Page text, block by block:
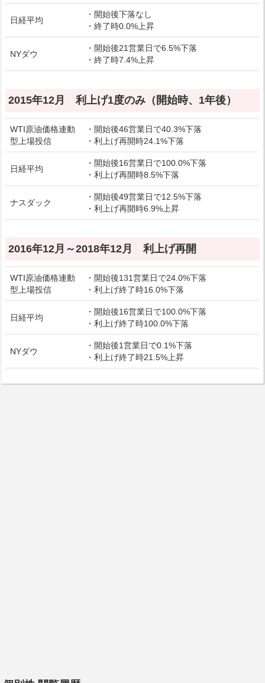
日経平均
・開始後下落なし
・終了時0.0%上昇
NYダウ
・開始後21営業日で6.5%下落
・終了時7.4%上昇
2015年12月 利上げ1度のみ（開始時、1年後）
WTI原油価格連動
型上場投信
・開始後46営業日で40.3%下落
・利上げ再開時24.1%下落
日経平均
・開始後16営業日で100.0%下落
・利上げ再開時8.5%下落
ナスダック
・開始後49営業日で12.5%下落
・利上げ再開時6.9%上昇
2016年12月～2018年12月 利上げ再開
WTI原油価格連動
型上場投信
・開始後131営業日で24.0%下落
・利上げ終了時16.0%下落
日経平均
・開始後16営業日で100.0%下落
・利上げ終了時100.0%下落
NYダウ
・開始後1営業日で0.1%下落
・利上げ終了時21.5%上昇